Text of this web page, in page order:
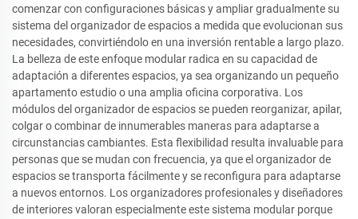
comenzar con configuraciones básicas y ampliar gradualmente su
sistema del organizador de espacios a medida que evolucionan sus
necesidades, convirtiéndolo en una inversión rentable a largo plazo.
La belleza de este enfoque modular radica en su capacidad de
adaptación a diferentes espacios, ya sea organizando un pequeño
apartamento estudio o una amplia oficina corporativa. Los
módulos del organizador de espacios se pueden reorganizar, apilar,
colgar o combinar de innumerables maneras para adaptarse a
circunstancias cambiantes. Esta flexibilidad resulta invaluable para
personas que se mudan con frecuencia, ya que el organizador de
espacios se transporta fácilmente y se reconfigura para adaptarse
a nuevos entornos. Los organizadores profesionales y diseñadores
de interiores valoran especialmente este sistema modular porque